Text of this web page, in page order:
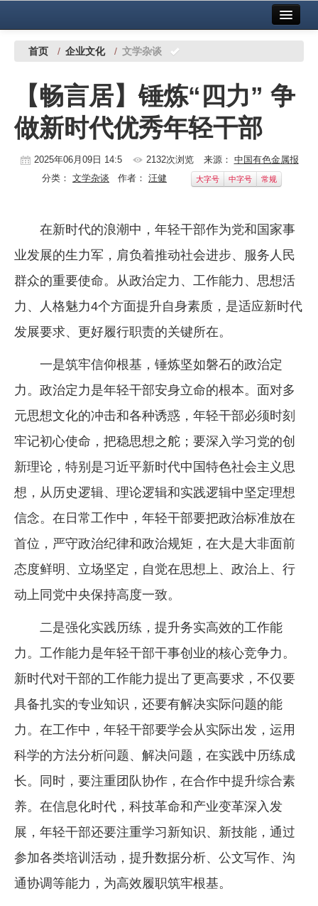
中国有色金属报社主办 广告服务
铜镍铅锌
铝
稀有稀土
镁钛
地矿 建设
党建工作
企业文化
《资源再生》杂志
行情报价
首页 / 企业文化 / 文学杂谈
【畅言居】锤炼“四力” 争
做新时代优秀年轻干部
2025年06月09日 14:5 2132次浏览 来源： 中国有色金属报
分类： 文学杂谈 作者： 汪健 大字号 中字号 常规
在新时代的浪潮中，年轻干部作为党和国家事
业发展的生力军，肩负着推动社会进步、服务人民
群众的重要使命。从政治定力、工作能力、思想活
力、人格魅力4个方面提升自身素质，是适应新时代
发展要求、更好履行职责的关键所在。
一是筑牢信仰根基，锤炼坚如磐石的政治定
力。政治定力是年轻干部安身立命的根本。面对多
元思想文化的冲击和各种诱惑，年轻干部必须时刻
牢记初心使命，把稳思想之舵；要深入学习党的创
新理论，特别是习近平新时代中国特色社会主义思
想，从历史逻辑、理论逻辑和实践逻辑中坚定理想
信念。在日常工作中，年轻干部要把政治标准放在
首位，严守政治纪律和政治规矩，在大是大非面前
态度鲜明、立场坚定，自觉在思想上、政治上、行
动上同党中央保持高度一致。
二是强化实践历练，提升务实高效的工作能
力。工作能力是年轻干部干事创业的核心竞争力。
新时代对干部的工作能力提出了更高要求，不仅要
具备扎实的专业知识，还要有解决实际问题的能
力。在工作中，年轻干部要学会从实际出发，运用
科学的方法分析问题、解决问题，在实践中历练成
长。同时，要注重团队协作，在合作中提升综合素
养。在信息化时代，科技革命和产业变革深入发
展，年轻干部还要注重学习新知识、新技能，通过
参加各类培训活动，提升数据分析、公文写作、沟
通协调等能力，为高效履职筑牢根基。